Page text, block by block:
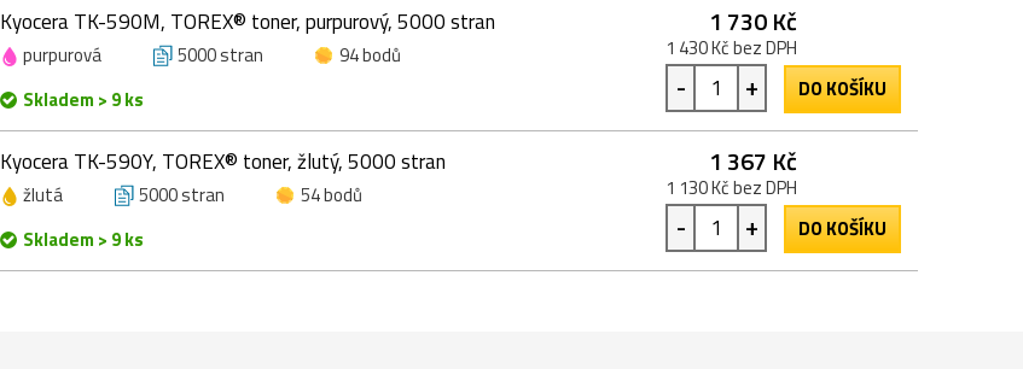
Kyocera TK-590M, TOREX® toner, purpurový, 5000 stran
purpurová 5000 stran
94 bodů
Skladem > 9 ks
1 730 Kč
1 430 Kč bez DPH
- + DO KOŠÍKU
Kyocera TK-590Y, TOREX® toner, žlutý, 5000 stran
žlutá 5000 stran
54 bodů
Skladem > 9 ks
1 367 Kč
1 130 Kč bez DPH
- + DO KOŠÍKU